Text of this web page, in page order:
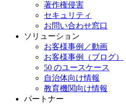
著作権侵害
セキュリティ
お問い合わせ窓口
ソリューション
お客様事例／動画
お客様事例（ブログ）
50 のユースケース
自治体向け情報
教育機関向け情報
パートナー